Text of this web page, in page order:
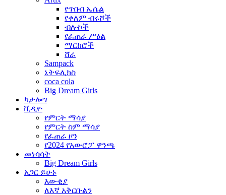
የጥበብ ኤሴል
የቀለም ብሩሾች
ብሎኮች
የፈጠራ ሥዕል
ማርከሮች
ሸራ
Sampack
ኔትፍሊክስ
coca cola
Big Dream Girls
ካታሎግ
ቪዲዮ
የምርት ማሳያ
የምርት ስም ማሳያ
የፈጠራ ዞን
የ2024 የአውሮፓ ዋንጫ
መነሳሳት
Big Dream Girls
አጋር ይሁኑ
እውቂያ
ለእኛ አቅርቡልን